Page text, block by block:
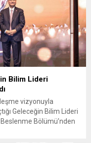
Bilim Lideri
vizyonuyla
Geleceğin Bilim Lideri
Bölümü’nden